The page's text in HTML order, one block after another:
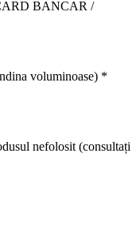
BANCAR /
voluminoase) *
nefolosit (consultați